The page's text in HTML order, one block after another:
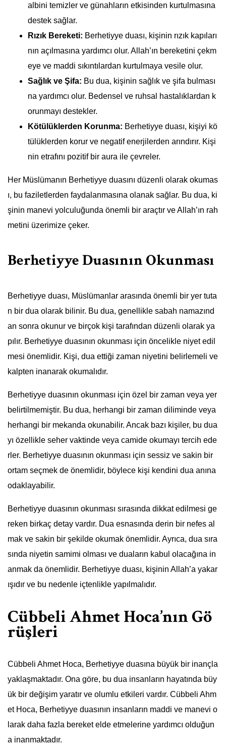
albini temizler ve günahların etkisinden kurtulmasına
destek sağlar.
Rızık Bereketi: Berhetiyye duası, kişinin rızık kapıları
nın açılmasına yardımcı olur. Allah’ın bereketini çekm
eye ve maddi sıkıntılardan kurtulmaya vesile olur.
Sağlık ve Şifa: Bu dua, kişinin sağlık ve şifa bulması
na yardımcı olur. Bedensel ve ruhsal hastalıklardan k
orunmayı destekler.
Kötülüklerden Korunma: Berhetiyye duası, kişiyi kö
tülüklerden korur ve negatif enerjilerden arındırır. Kişi
nin etrafını pozitif bir aura ile çevreler.
Her Müslümanın Berhetiyye duasını düzenli olarak okumas
ı, bu faziletlerden faydalanmasına olanak sağlar. Bu dua, ki
şinin manevi yolculuğunda önemli bir araçtır ve Allah’ın rah
metini üzerimize çeker.
Berhetiyye Duasının Okunması
Berhetiyye duası, Müslümanlar arasında önemli bir yer tuta
n bir dua olarak bilinir. Bu dua, genellikle sabah namazınd
an sonra okunur ve birçok kişi tarafından düzenli olarak ya
pılır. Berhetiyye duasının okunması için öncelikle niyet edil
mesi önemlidir. Kişi, dua ettiği zaman niyetini belirlemeli ve
kalpten inanarak okumalıdır.
Berhetiyye duasının okunması için özel bir zaman veya yer
belirtilmemiştir. Bu dua, herhangi bir zaman diliminde veya
herhangi bir mekanda okunabilir. Ancak bazı kişiler, bu dua
yı özellikle seher vaktinde veya camide okumayı tercih ede
rler. Berhetiyye duasının okunması için sessiz ve sakin bir
ortam seçmek de önemlidir, böylece kişi kendini dua anına
odaklayabilir.
Berhetiyye duasının okunması sırasında dikkat edilmesi ge
reken birkaç detay vardır. Dua esnasında derin bir nefes al
mak ve sakin bir şekilde okumak önemlidir. Ayrıca, dua sıra
sında niyetin samimi olması ve duaların kabul olacağına in
anmak da önemlidir. Berhetiyye duası, kişinin Allah’a yakar
ışıdır ve bu nedenle içtenlikle yapılmalıdır.
Cübbeli Ahmet Hoca’nın Gö
rüşleri
Cübbeli Ahmet Hoca, Berhetiyye duasına büyük bir inançla
yaklaşmaktadır. Ona göre, bu dua insanların hayatında büy
ük bir değişim yaratır ve olumlu etkileri vardır. Cübbeli Ahm
et Hoca, Berhetiyye duasının insanların maddi ve manevi o
larak daha fazla bereket elde etmelerine yardımcı olduğun
a inanmaktadır.